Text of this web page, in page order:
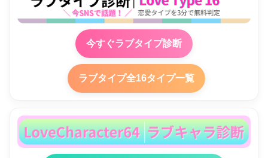
今すぐラブタイプ診断
ラブタイプ全16タイプ一覧